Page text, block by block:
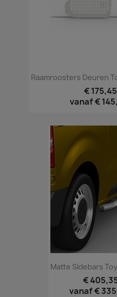
Raamroosters Deuren
€ 175,45
vanaf€
Matte Sidebars
€
vanaf€